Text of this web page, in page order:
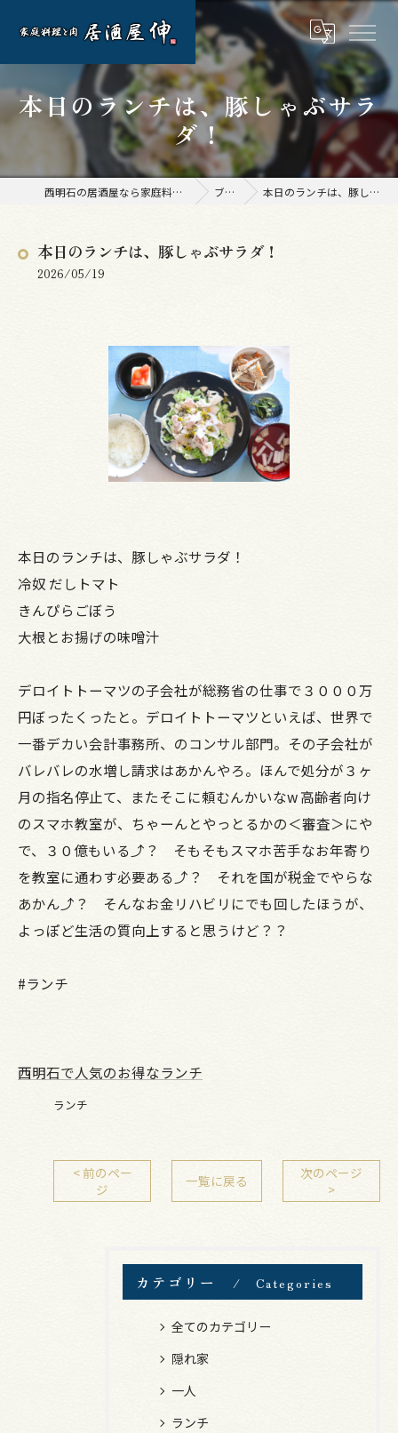
本日のランチは、豚しゃぶサラ
ダ！
西明石の居酒屋なら家庭料理と肉 居酒屋 伸 ブログ 本日のランチは、豚しゃぶサラダ！
本日のランチは、豚しゃぶサラダ！
2026/05/19
本日のランチは、豚しゃぶサラダ！
冷奴 だしトマト
きんぴらごぼう
大根とお揚げの味噌汁
デロイトトーマツの子会社が総務省の仕事で３０００万
円ぼったくったと。デロイトトーマツといえば、世界で
一番デカい会計事務所、のコンサル部門。その子会社が
バレバレの水増し請求はあかんやろ。ほんで処分が３ヶ
月の指名停止て、またそこに頼むんかいなw 高齢者向け
のスマホ教室が、ちゃーんとやっとるかの＜審査＞にや
で、３０億もいる⤴？ そもそもスマホ苦手なお年寄り
を教室に通わす必要ある⤴？ それを国が税金でやらな
あかん⤴？ そんなお金リハビリにでも回したほうが、
よっぽど生活の質向上すると思うけど？？
#ランチ
西明石で人気のお得なランチ
ランチ
< 前のペー
ジ
一覧に戻る
次のページ
>
カテゴリー Categories
全てのカテゴリー
隠れ家
一人
ランチ